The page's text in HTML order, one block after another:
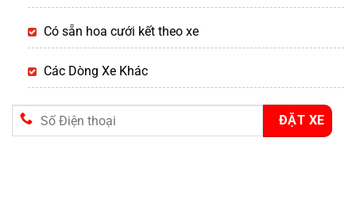
Có sẵn hoa cưới kết theo xe
Các Dòng Xe Khác